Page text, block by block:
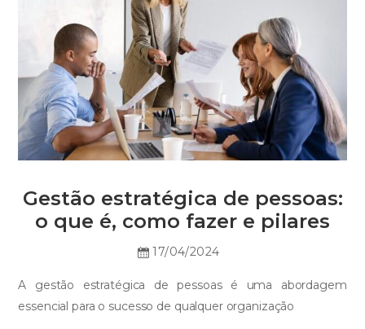
Gestão estratégica de pessoas:
o que é, como fazer e pilares
17/04/2024
A gestão estratégica de pessoas é uma abordagem
essencial para o sucesso de qualquer organização